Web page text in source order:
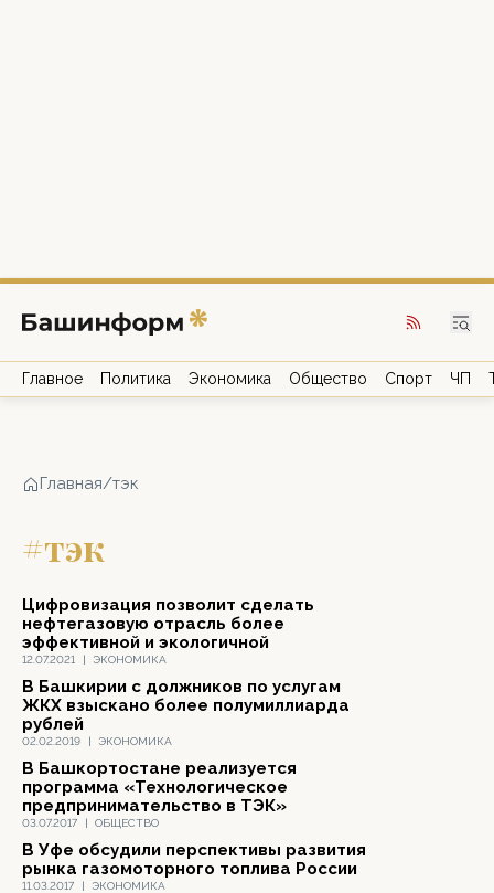
Главное Политика Экономика Общество Спорт ЧП
Главная/тэк
#тэк
12.07.2021 | ЭКОНОМИКА
Цифровизация позволит сделать
нефтегазовую отрасль более
эффективной и экологичной
02.02.2019 | ЭКОНОМИКА
В Башкирии с должников по услугам
ЖКХ взыскано более полумиллиарда
рублей
03.07.2017 | ОБЩЕСТВО
В Башкортостане реализуется
программа «Технологическое
предпринимательство в ТЭК»
11.03.2017 | ЭКОНОМИКА
В Уфе обсудили перспективы развития
рынка газомоторного топлива России